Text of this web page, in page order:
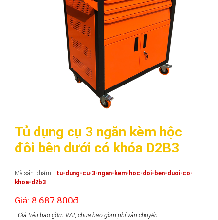
Tủ dụng cụ 3 ngăn kèm hộc
đôi bên dưới có khóa D2B3
Mã sản phẩm
tu-dung-cu-3-ngan-kem-hoc-doi-ben-duoi-co-
khoa-d2b3
Giá: 8.687.800đ
- Giá trên bao gồm VAT, chưa bao gồm phí vận chuyển